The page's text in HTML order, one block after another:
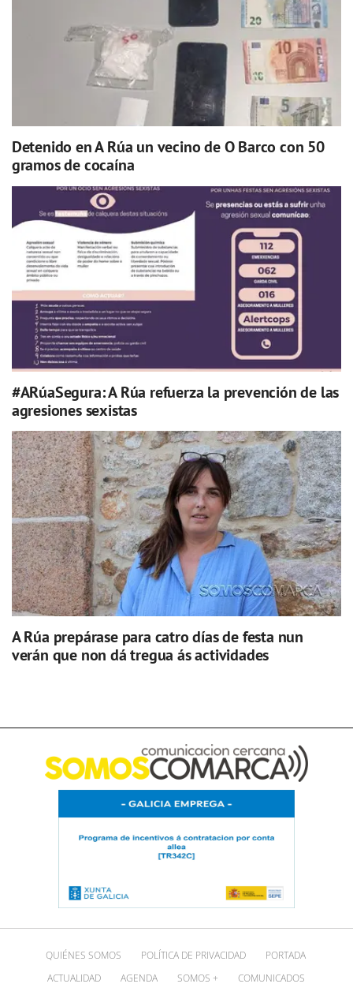
Detenido en A Rúa un vecino de O Barco con 50
gramos de cocaína
#ARúaSegura: A Rúa refuerza la prevención de las
agresiones sexistas
A Rúa prepárase para catro días de festa nun
verán que non dá tregua ás actividades
QUIÉNES SOMOS POLÍTICA DE PRIVACIDAD
PORTADA
ACTUALIDAD
AGENDA SOMOS + COMUNICADOS